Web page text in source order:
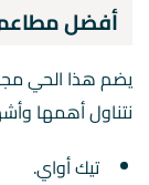
أفضل
يضم هذا الحي
نتناول أهمها
تيك أواي.